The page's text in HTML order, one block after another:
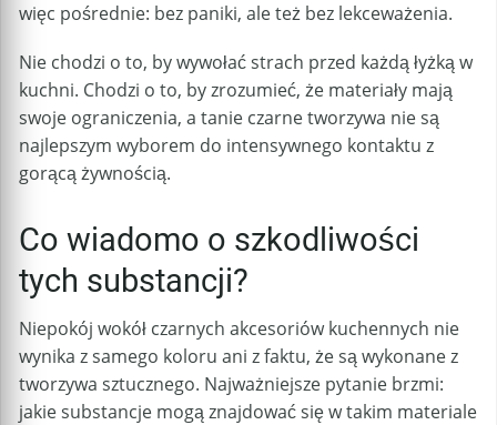
więc pośrednie: bez paniki, ale też bez lekceważenia.
Nie chodzi o to, by wywołać strach przed każdą łyżką w
kuchni. Chodzi o to, by zrozumieć, że materiały mają
swoje ograniczenia, a tanie czarne tworzywa nie są
najlepszym wyborem do intensywnego kontaktu z
gorącą żywnością.
Co wiadomo o szkodliwości
tych substancji?
Niepokój wokół czarnych akcesoriów kuchennych nie
wynika z samego koloru ani z faktu, że są wykonane z
tworzywa sztucznego. Najważniejsze pytanie brzmi:
jakie substancje mogą znajdować się w takim materiale